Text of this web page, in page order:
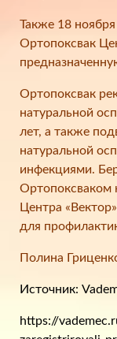
Также 18
Ортопоксвак
Ортопоксвак
натуральной
лет, а также
натуральной
инфекциями.
Ортопоксваком
Центра
для
Полина
Источник:
https://